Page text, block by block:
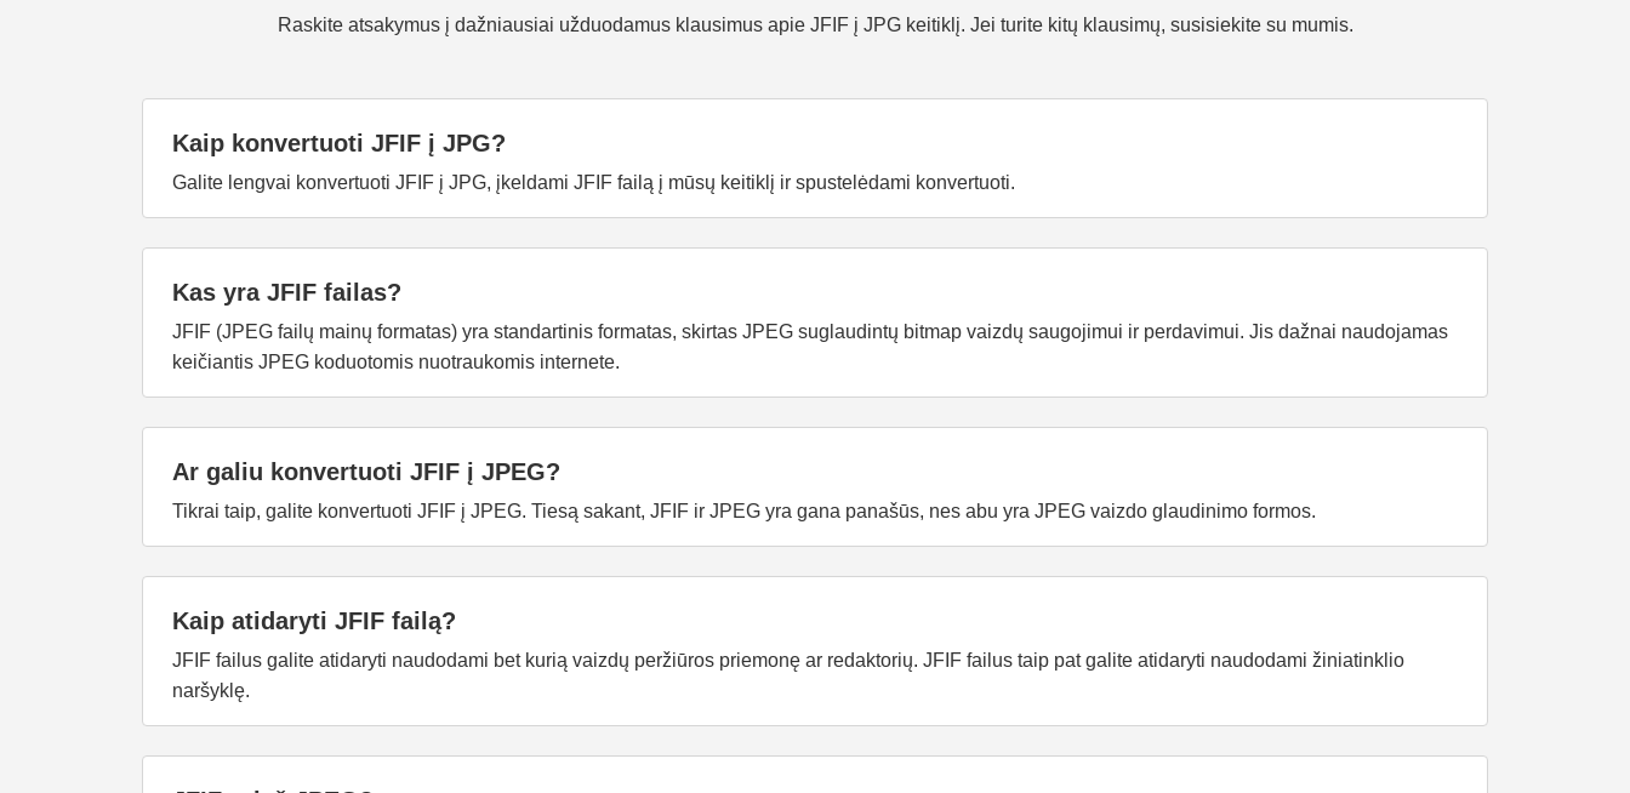
Raskite atsakymus į dažniausiai užduodamus klausimus apie JFIF į JPG keitiklį. Jei turite kitų klausimų, susisiekite su mumis.
Kaip konvertuoti JFIF į JPG?
Galite lengvai konvertuoti JFIF į JPG, įkeldami JFIF failą į mūsų keitiklį ir spustelėdami konvertuoti.
Kas yra JFIF failas?
JFIF (JPEG failų mainų formatas) yra standartinis formatas, skirtas JPEG suglaudintų bitmap vaizdų saugojimui ir perdavimui. Jis dažnai naudojamas
keičiantis JPEG koduotomis nuotraukomis internete.
Ar galiu konvertuoti JFIF į JPEG?
Tikrai taip, galite konvertuoti JFIF į JPEG. Tiesą sakant, JFIF ir JPEG yra gana panašūs, nes abu yra JPEG vaizdo glaudinimo formos.
Kaip atidaryti JFIF failą?
JFIF failus galite atidaryti naudodami bet kurią vaizdų peržiūros priemonę ar redaktorių. JFIF failus taip pat galite atidaryti naudodami žiniatinklio
naršyklę.